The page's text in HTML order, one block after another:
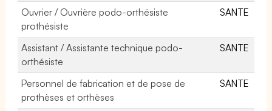
Ouvrier / Ouvrière podo-orthésiste
prothésiste
SANTE
Assistant / Assistante technique podo-
orthésiste
SANTE
Personnel de fabrication et de pose de
prothèses et orthèses
SANTE